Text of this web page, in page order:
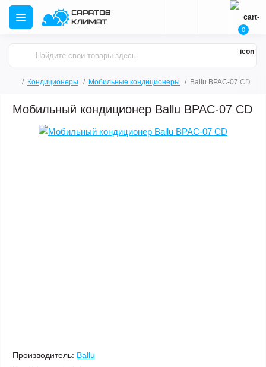
0
Кондиционеры Мобильные кондиционеры Ballu BPAC-07 CD
Мобильный кондиционер Ballu BPAC-07 CD
Производитель: Ballu